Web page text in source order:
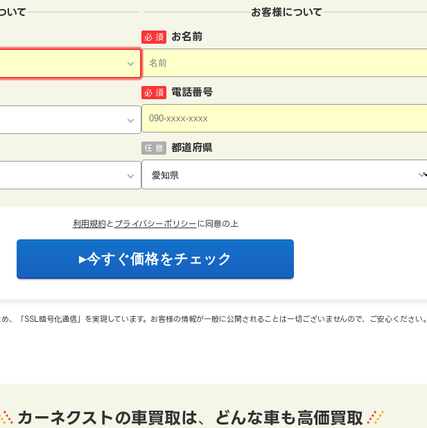
いて お客様について
お名前
必 須
電話番号
必 須
都道府県
任 意
利用規約 と プライバシーポリシー に同意の上
、「SSL暗号化通信」を実現しています。お客様の情報が一般に公開されることは一切ございませんので、ご安心ください。
カーネクストの車買取は、 どんな車も高価買取